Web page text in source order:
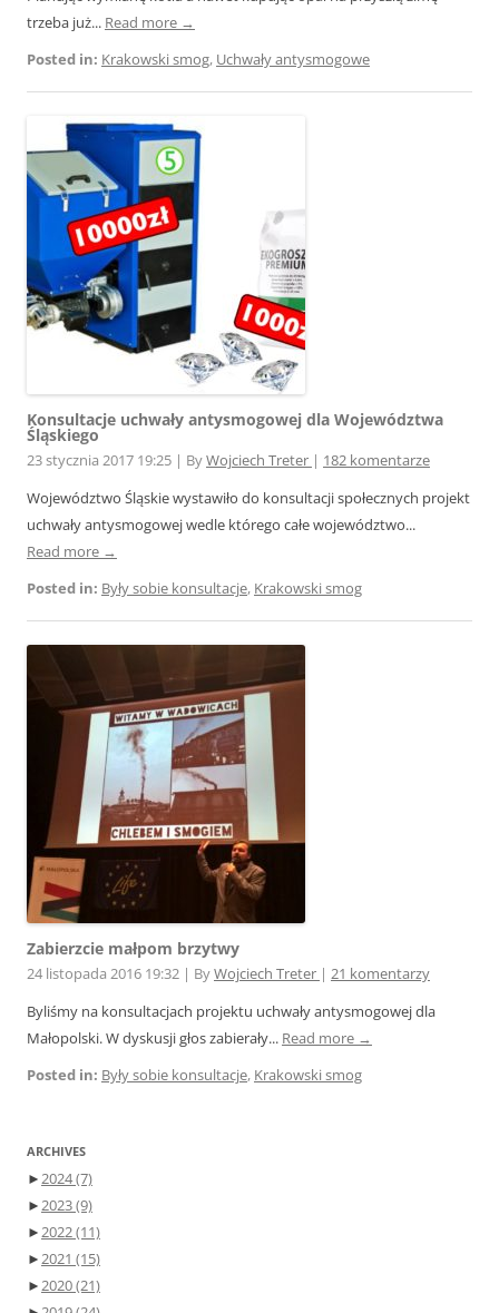
trzeba już... Read more →
Posted in: Krakowski smog, Uchwały antysmogowe
Konsultacje uchwały antysmogowej dla Województwa
Śląskiego
23 stycznia 2017 19:25 | ByWojciech Treter | 182 komentarze
Województwo Śląskie wystawiło do konsultacji społecznych projekt
uchwały antysmogowej wedle którego całe województwo...
Read more →
Posted in: Były sobie konsultacje, Krakowski smog
Zabierzcie małpom brzytwy
24 listopada 2016 19:32 | ByWojciech Treter | 21 komentarzy
Byliśmy na konsultacjach projektu uchwały antysmogowej dla
Małopolski. W dyskusji głos zabierały... Read more →
Posted in: Były sobie konsultacje, Krakowski smog
ARCHIVES
►2024(7)
►2023(9)
►2022(11)
►2021 (15)
►2020(21)